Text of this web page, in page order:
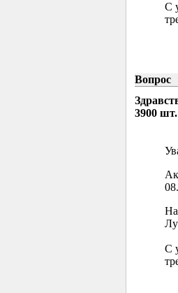
С
Вопрос
3900 шт.
С